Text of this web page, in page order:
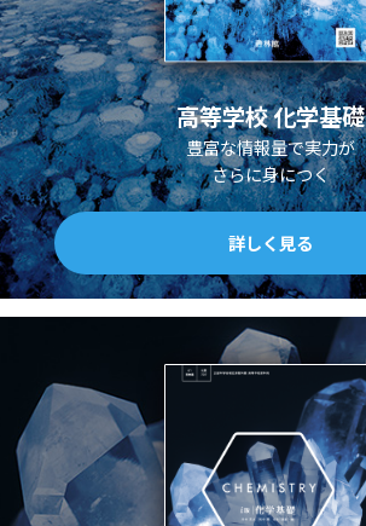
高等学校 化学基礎
豊富な情報量で実力が
さらに身につく
詳しく見る